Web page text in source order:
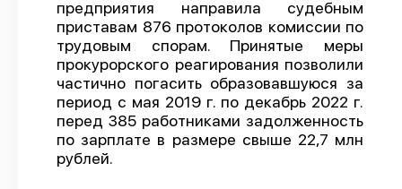
предприятия направила судебным
приставам 876 протоколов комиссии по
трудовым спорам. Принятые меры
прокурорского реагирования позволили
частично погасить образовавшуюся за
период с мая 2019 г. по декабрь 2022 г.
перед 385 работниками задолженность
по зарплате в размере свыше 22,7 млн
рублей.